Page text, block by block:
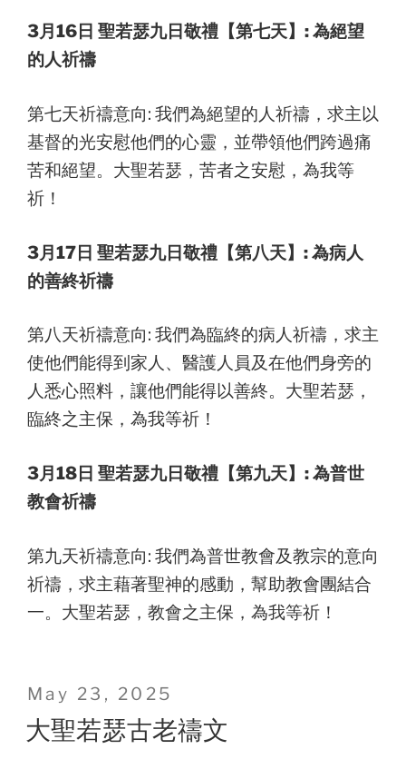
3月16日 聖若瑟九日敬禮【第七天】: 為絕望
的人祈禱
第七天祈禱意向: 我們為絕望的人祈禱，求主以
基督的光安慰他們的心靈，並帶領他們跨過痛
苦和絕望。大聖若瑟，苦者之安慰，為我等
祈！
3月17日 聖若瑟九日敬禮【第八天】: 為病人
的善終祈禱
第八天祈禱意向: 我們為臨終的病人祈禱，求主
使他們能得到家人、醫護人員及在他們身旁的
人悉心照料，讓他們能得以善終。大聖若瑟，
臨終之主保，為我等祈！
3月18日 聖若瑟九日敬禮【第九天】: 為普世
教會祈禱
第九天祈禱意向: 我們為普世教會及教宗的意向
祈禱，求主藉著聖神的感動，幫助教會團結合
一。大聖若瑟，教會之主保，為我等祈！
Posted
on
May 23, 2025
大聖若瑟古老禱文